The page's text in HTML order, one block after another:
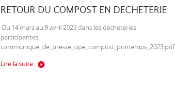
RETOUR DU COMPOST EN DECHETERIE
Du 14 mars au 9 avril 2023 dans les décheteries
participantes.
communique_de_presse_ope_compost_printemps_2023.pdf
Lire la suite